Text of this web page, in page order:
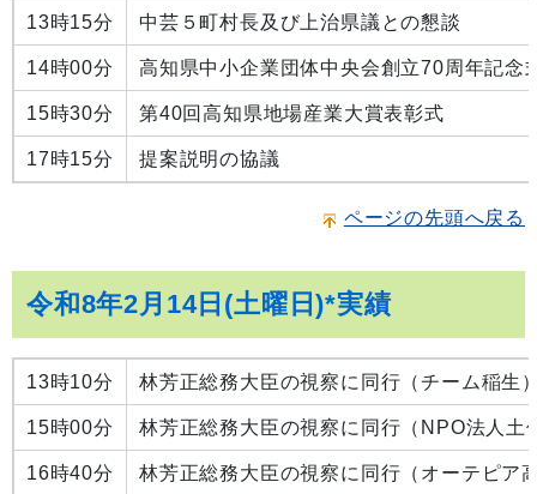
13時15分 中芸５町村長及び上治県議との懇談
14時00分 高知県中小企業団体中央会創立70周年記念
15時30分 第40回高知県地場産業大賞表彰式
17時15分 提案説明の協議
ページの先頭へ戻る
令和8年2月14日(土曜日)*実績
13時10分 林芳正総務大臣の視察に同行（チーム稲生
15時00分 林芳正総務大臣の視察に同行（NPO法人土
16時40分 林芳正総務大臣の視察に同行（オーテピア